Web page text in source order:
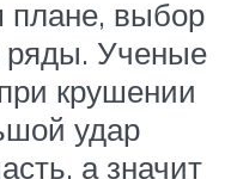
плане, выбор
ряды. Ученые
крушении
удар
а значит